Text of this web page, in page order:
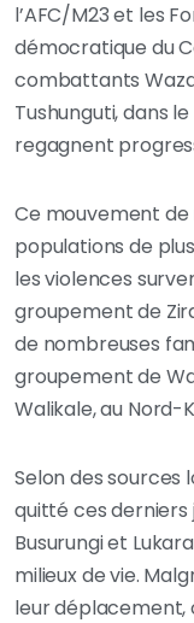
l’AFC/M23 et les
démocratique du
combattants
Tushunguti, dans
regagnent
Ce mouvement
populations de
les violences
groupement de
de nombreuses
groupement de
Walikale, au Nord-
Selon des sources
quitté ces derniers
Busurungi et
milieux de vie.
leur déplacement,